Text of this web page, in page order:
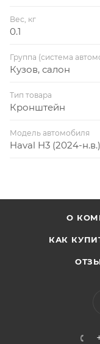
Вес, кг
0.1
Группа (система
Кузов, салон
Тип товара
Кронштейн
Модель автомобиля
Haval H3 (2024-н.в.)
О
КАК